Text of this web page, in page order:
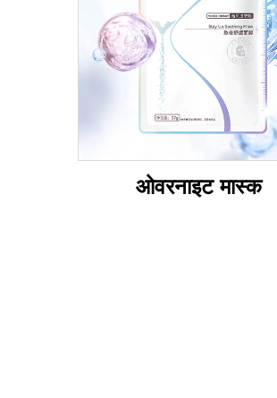
ओवरनाइट मास्क